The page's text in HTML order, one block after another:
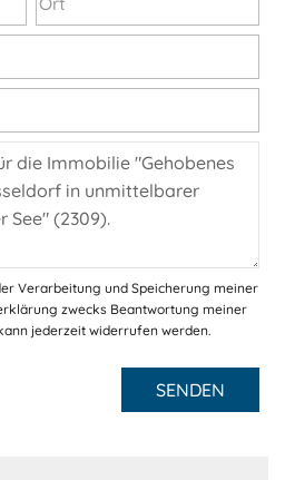
Verarbeitung und Speicherung meiner
zwecks Beantwortung meiner
jederzeit widerrufen werden.
SENDEN